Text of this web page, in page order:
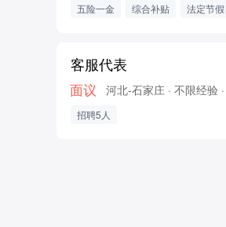
五险一金 综合补贴 法定节假
客服代表
面议 河北-石家庄 · 不限经验
招聘5人